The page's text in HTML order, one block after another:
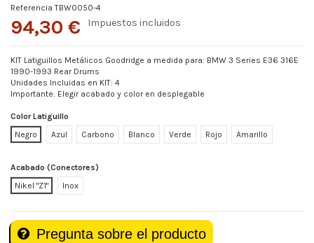
Referencia TBW0050-4
94,30 € Impuestos incluidos
KIT Latiguillos Metálicos Goodridge a medida para: BMW 3 Series E36 316E
1990-1993 Rear Drums
Unidades Incluidas en KIT: 4
Importante: Elegir acabado y color en desplegable
Color Latiguillo
Negro
Azul Carbono Blanco Verde Rojo Amarillo
Acabado (Conectores)
Nikel "Z1"
Inox
Pregunta sobre el producto